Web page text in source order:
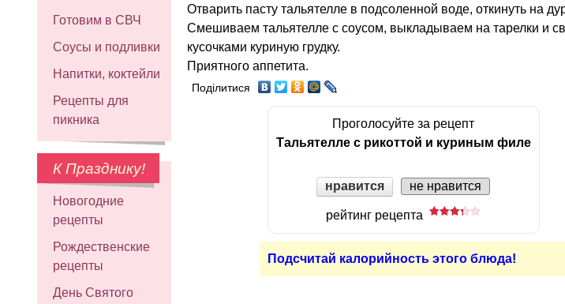
Готовим в СВЧ
Соусы и подливки
Напитки, коктейли
Рецепты для
пикника
К Празднику!
Новогодние
рецепты
Рождественские
рецепты
День Святого
Отварить пасту тальятелле в подсоленной воде, откинуть на
Смешиваем тальятелле с соусом, выкладываем на тарелки и
кусочками куриную грудку.
Приятного аппетита.
Поділитися
Проголосуйте за рецепт
Тальятелле с рикоттой и куриным филе
нравится не нравится
рейтинг рецепта
Подсчитай калорийность этого блюда!